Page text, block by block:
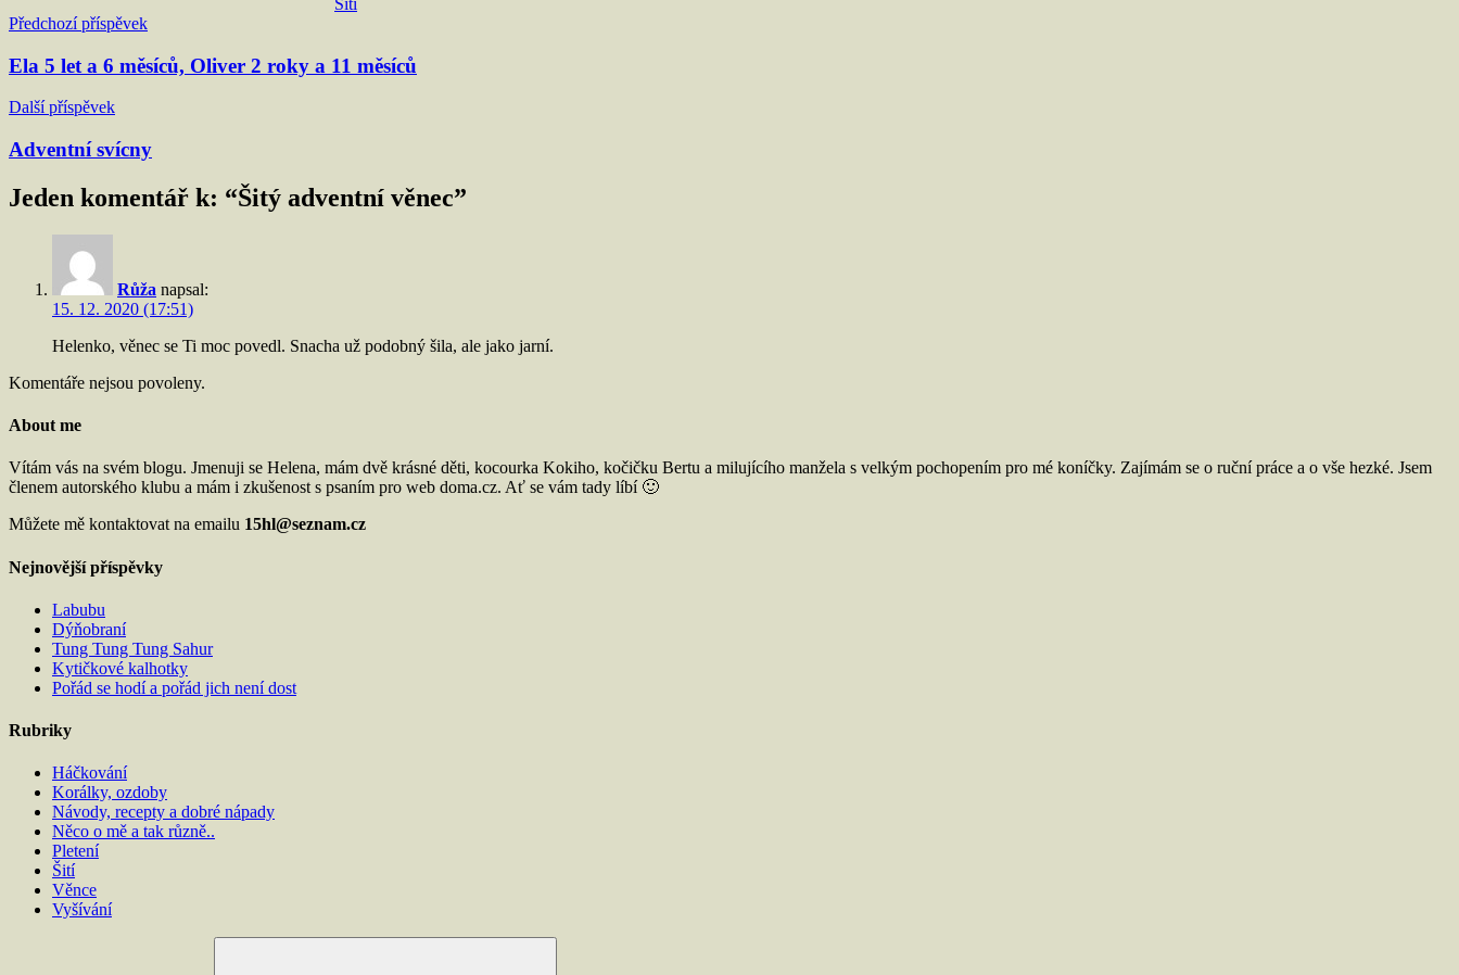
Navigace
pro
Předchozí příspěvek
Ela 5 let a 6 měsíců, Oliver 2 roky a 11 měsíců
Další příspěvek
Adventní svícny
Jeden komentář k: “Šitý adventní věnec”
Růža napsal:
15. 12. 2020 (17:51)
Helenko, věnec se Ti moc povedl. Snacha už podobný šila, ale jako jarní.
Komentáře nejsou povoleny.
About me
Vítám vás na svém blogu. Jmenuji se Helena, mám dvě krásné děti, kocourka Kokiho, kočičku Bertu a milujícího manžela s velkým pochopením pro mé koníčky. Zajímám se o ruční práce a o vše hezké. Jsem
členem autorského klubu a mám i zkušenost s psaním pro web doma.cz. Ať se vám tady líbí 🙂
Můžete mě kontaktovat na emailu 15hl@seznam.cz
Nejnovější příspěvky
Labubu
Dýňobraní
Tung Tung Tung Sahur
Kytičkové kalhotky
Pořád se hodí a pořád jich není dost
Rubriky
Háčkování
Korálky, ozdoby
Návody, recepty a dobré nápady
Něco o mě a tak různě..
Pletení
Šití
Věnce
Vyšívání